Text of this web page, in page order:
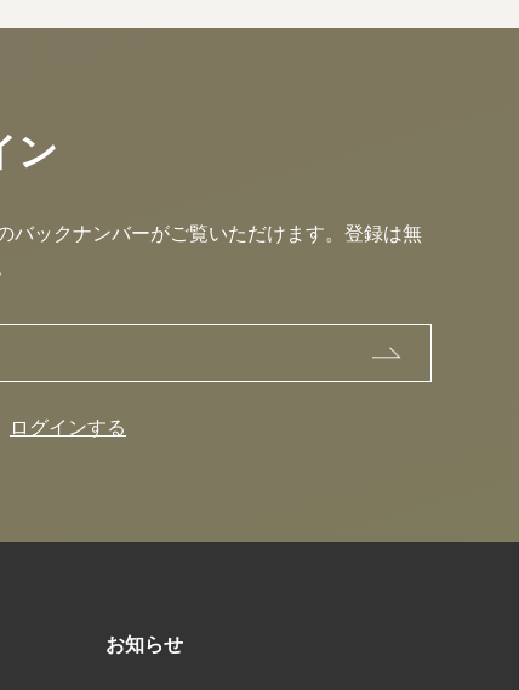
ン
バックナンバーがご覧いただけます。登録は無
ログインする
お知らせ